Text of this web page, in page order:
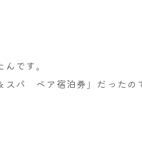
です。
スパ ペア宿泊券」だったの